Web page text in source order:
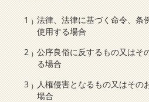
法律、法律に基づく命令、条
使用する場合
公序良俗に反するもの又はそ
る場合
人権侵害となるもの又はその
場合